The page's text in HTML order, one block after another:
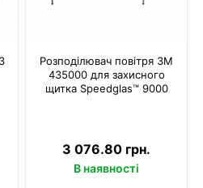
Розподілювач повітря 3M
435000 для захисного
щитка Speedglas™ 9000
3 076.80 грн.
В наявності